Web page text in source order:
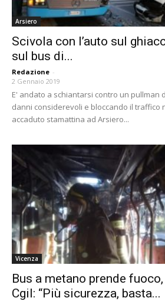
Arsiero
Scivola con l’auto sul
sul bus di...
Redazione -
2 Gennaio 2019
E' andato a schiantarsi contro un pullman
danni considerevoli e bloccando il traffico
accaduto stamattina ad Arsiero...
Vicenza
Bus a metano prende
Cgil: “Più sicurezza, basta...